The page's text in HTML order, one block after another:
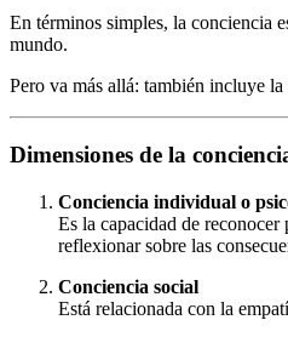
En términos simples, la conciencia
mundo.
Pero va más allá: también incluye la
Dimensiones de la
Conciencia individual o
Es la capacidad de
reflexionar sobre las
Conciencia social
Está relacionada con la